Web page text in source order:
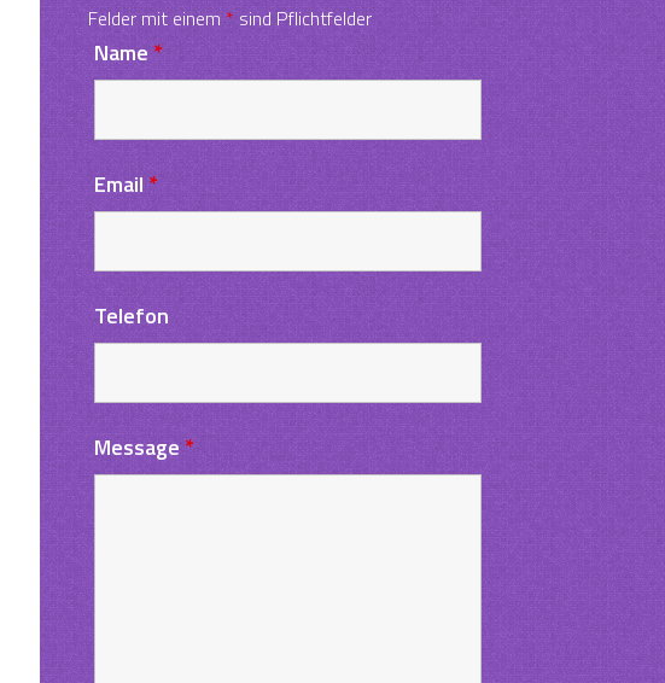
Felder mit einem*sind Pflichtfelder
Name*
Email *
Telefon
Message*